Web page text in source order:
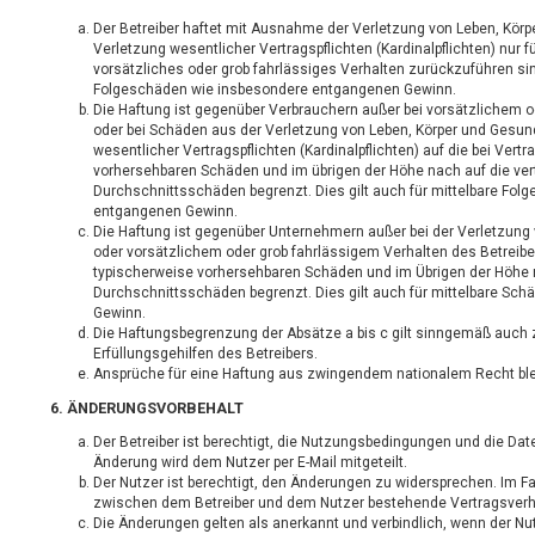
Der Betreiber haftet mit Ausnahme der Verletzung von Leben,
Verletzung wesentlicher Vertragspflichten (Kardinalpflichten) nur
vorsätzliches oder grob fahrlässiges Verhalten zurückzuführen
Folgeschäden wie insbesondere entgangenen Gewinn.
Die Haftung ist gegenüber Verbrauchern außer bei vorsätzlichem
oder bei Schäden aus der Verletzung von Leben, Körper und
wesentlicher Vertragspflichten (Kardinalpflichten) auf die bei
vorhersehbaren Schäden und im übrigen der Höhe nach auf die
Durchschnittsschäden begrenzt. Dies gilt auch für mittelbare
entgangenen Gewinn.
Die Haftung ist gegenüber Unternehmern außer bei der Verletzung
oder vorsätzlichem oder grob fahrlässigem Verhalten des
typischerweise vorhersehbaren Schäden und im Übrigen der
Durchschnittsschäden begrenzt. Dies gilt auch für mittelbare
Gewinn.
Die Haftungsbegrenzung der Absätze a bis c gilt sinngemäß
Erfüllungsgehilfen des Betreibers.
Ansprüche für eine Haftung aus zwingendem nationalem Recht
6. ÄNDERUNGSVORBEHALT
Der Betreiber ist berechtigt, die Nutzungsbedingungen und die
Änderung wird dem Nutzer per E-Mail mitgeteilt.
Der Nutzer ist berechtigt, den Änderungen zu widersprechen. Im
zwischen dem Betreiber und dem Nutzer bestehende
Die Änderungen gelten als anerkannt und verbindlich, wenn der